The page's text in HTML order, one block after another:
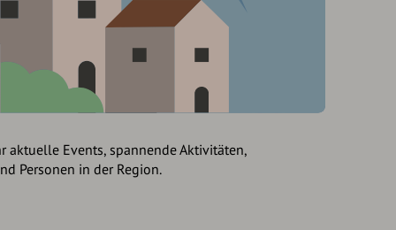
aktuelle Events, spannende Aktivitäten,
Personen in der Region.